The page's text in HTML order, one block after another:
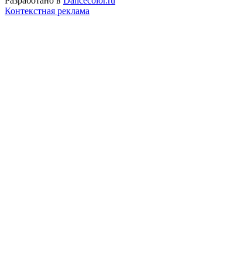
Контекстная реклама